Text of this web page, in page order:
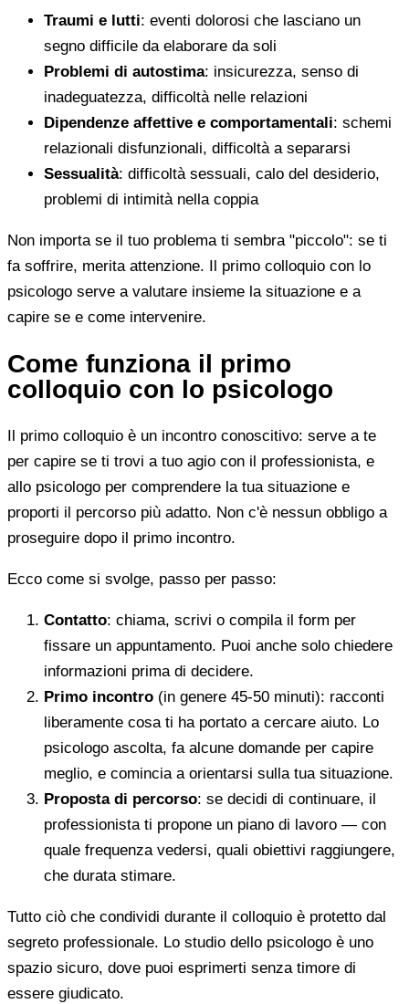
Traumi e lutti: eventi dolorosi che lasciano un
segno difficile da elaborare da soli
Problemi di autostima: insicurezza, senso di
inadeguatezza, difficoltà nelle relazioni
Dipendenze affettive e comportamentali: schemi
relazionali disfunzionali, difficoltà a separarsi
Sessualità: difficoltà sessuali, calo del desiderio,
problemi di intimità nella coppia
Non importa se il tuo problema ti sembra "piccolo": se ti
fa soffrire, merita attenzione. Il primo colloquio con lo
psicologo serve a valutare insieme la situazione e a
capire se e come intervenire.
Come funziona il primo
colloquio con lo psicologo
Il primo colloquio è un incontro conoscitivo: serve a te
per capire se ti trovi a tuo agio con il professionista, e
allo psicologo per comprendere la tua situazione e
proporti il percorso più adatto. Non c'è nessun obbligo a
proseguire dopo il primo incontro.
Ecco come si svolge, passo per passo:
Contatto: chiama, scrivi o compila il form per
fissare un appuntamento. Puoi anche solo chiedere
informazioni prima di decidere.
Primo incontro (in genere 45-50 minuti): racconti
liberamente cosa ti ha portato a cercare aiuto. Lo
psicologo ascolta, fa alcune domande per capire
meglio, e comincia a orientarsi sulla tua situazione.
Proposta di percorso: se decidi di continuare, il
professionista ti propone un piano di lavoro — con
quale frequenza vedersi, quali obiettivi raggiungere,
che durata stimare.
Tutto ciò che condividi durante il colloquio è protetto dal
segreto professionale. Lo studio dello psicologo è uno
spazio sicuro, dove puoi esprimerti senza timore di
essere giudicato.